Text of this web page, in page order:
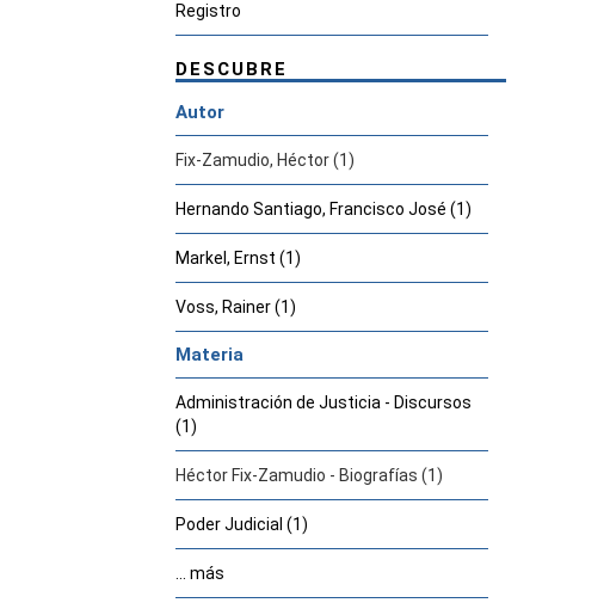
Registro
DESCUBRE
Autor
Fix-Zamudio, Héctor (1)
Hernando Santiago, Francisco José (1)
Markel, Ernst (1)
Voss, Rainer (1)
Materia
Administración de Justicia - Discursos
(1)
Héctor Fix-Zamudio - Biografías (1)
Poder Judicial (1)
... más